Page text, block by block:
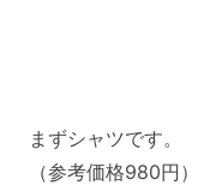
まずシャツです。
（参考価格980円）